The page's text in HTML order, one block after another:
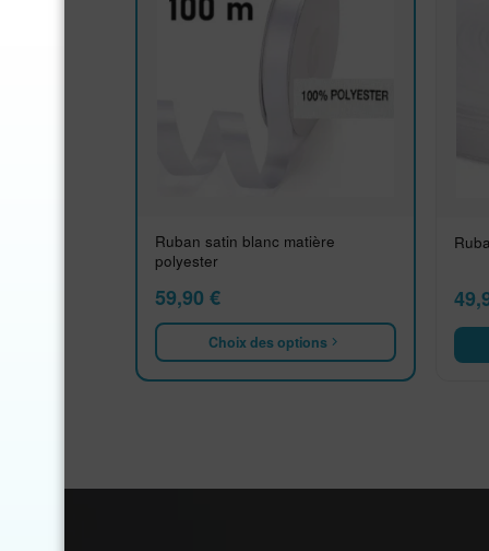
Ruban satin blanc matière
polyester
59,90 €
Choix des options